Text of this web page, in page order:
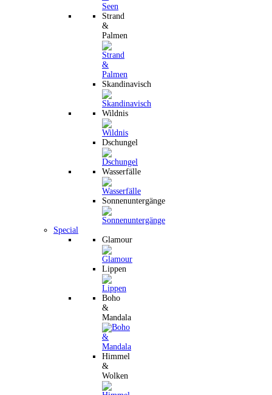
Strand
&
Palmen
Skandinavisch
Wildnis
Dschungel
Wasserfälle
Sonnenuntergänge
Special
Glamour
Lippen
Boho
&
Mandala
Himmel
&
Wolken